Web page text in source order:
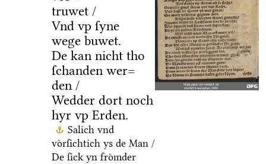
truwet /
Vnd vp ſyne
wege buwet.
De kan nicht tho
ſchanden wer=
den /
Wedder dort noch
hyr vp Erden.
Salich vnd
voͤrſichtich ys de Man /
De ſick yn froͤmder